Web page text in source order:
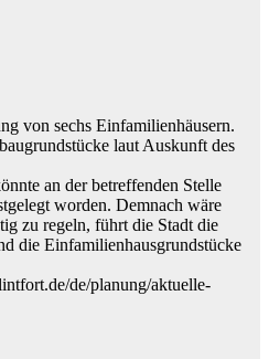
von sechs Einfamilienhäusern.
laut Auskunft des
an der betreffenden Stelle
worden. Demnach wäre
zu regeln, führt die Stadt die
die Einfamilienhausgrundstücke
de/planung/aktuelle-